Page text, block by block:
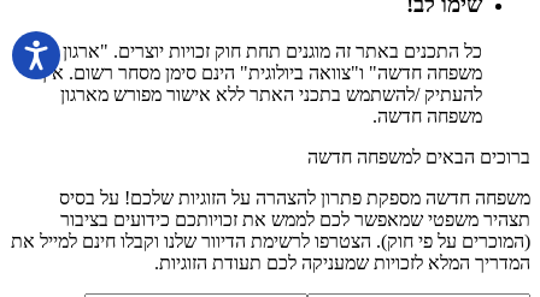
כל התכנים באתר זה מוגנים תחת חוק זכויות יוצרים. "ארגון
משפחה חדשה" ו"צוואה ביולוגית" הינם סימן מסחר רשום. אין
להעתיק /להשתמש בתכני האתר ללא אישור מפורש מארגון
משפחה חדשה.
ברוכים הבאים למשפחה חדשה
משפחה חדשה מספקת פתרון להצהרה על הזוגיות שלכם! על בסיס
תצהיר משפטי שמאפשר לכם לממש את זכויותכם כידועים בציבור
(המוכרים על פי חוק). הצטרפו לרשימת הדיוור שלנו וקבלו חינם למייל את
המדריך המלא לזכויות שמעניקה לכם תעודת הזוגיות.